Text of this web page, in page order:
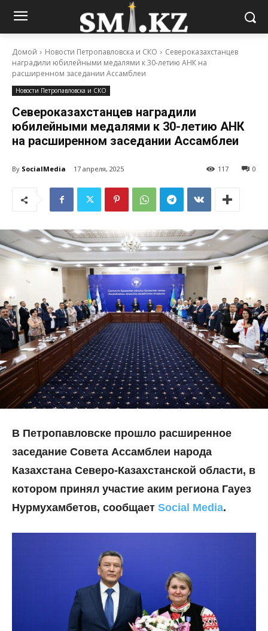
Домой Новости Петропавловска и СКО
Североказахстанцев
наградили юбилейными медалями к 30-летию АНК на
расширенном заседании Ассамблеи
Новости Петропавловска и СКО
Североказахстанцев наградили
юбилейными медалями к 30-летию АНК
на расширенном заседании Ассамблеи
By SocialMedia 17 апреля, 2025 0
117
В Петропавловске прошло расширенное
заседание Совета Ассамблеи народа
Казахстана Северо-Казахстанской области, в
котором принял участие аким региона Гауез
Нурмухамбетов, сообщает Social Media.